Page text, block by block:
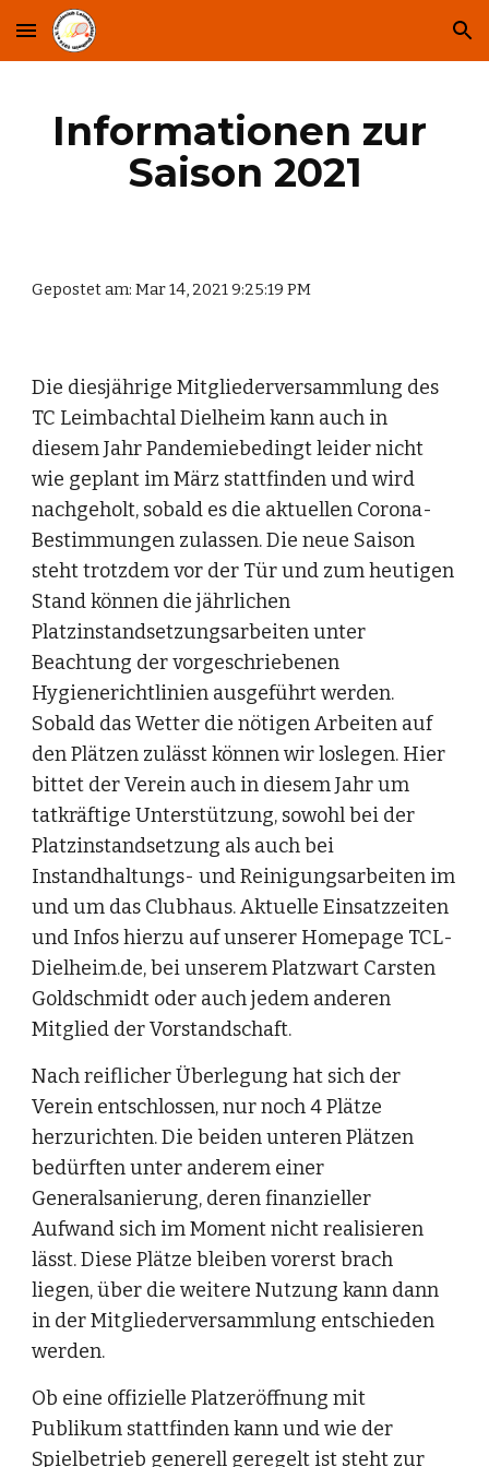
Skip to main content Skip to navigation
Informationen zur
Saison 2021
Gepostet am: Mar 14, 2021 9:25:19 PM
Die diesjährige Mitgliederversammlung des
TC Leimbachtal Dielheim kann auch in
diesem Jahr Pandemiebedingt leider nicht
wie geplant im März stattfinden und wird
nachgeholt, sobald es die aktuellen Corona-
Bestimmungen zulassen. Die neue Saison
steht trotzdem vor der Tür und zum heutigen
Stand können die jährlichen
Platzinstandsetzungsarbeiten unter
Beachtung der vorgeschriebenen
Hygienerichtlinien ausgeführt werden.
Sobald das Wetter die nötigen Arbeiten auf
den Plätzen zulässt können wir loslegen. Hier
bittet der Verein auch in diesem Jahr um
tatkräftige Unterstützung, sowohl bei der
Platzinstandsetzung als auch bei
Instandhaltungs- und Reinigungsarbeiten im
und um das Clubhaus. Aktuelle Einsatzzeiten
und Infos hierzu auf unserer Homepage TCL-
Dielheim.de, bei unserem Platzwart Carsten
Goldschmidt oder auch jedem anderen
Mitglied der Vorstandschaft.
Nach reiflicher Überlegung hat sich der
Verein entschlossen, nur noch 4 Plätze
herzurichten. Die beiden unteren Plätzen
bedürften unter anderem einer
Generalsanierung, deren finanzieller
Aufwand sich im Moment nicht realisieren
lässt. Diese Plätze bleiben vorerst brach
liegen, über die weitere Nutzung kann dann
in der Mitgliederversammlung entschieden
werden.
Ob eine offizielle Platzeröffnung mit
Publikum stattfinden kann und wie der
Spielbetrieb generell geregelt ist steht zur